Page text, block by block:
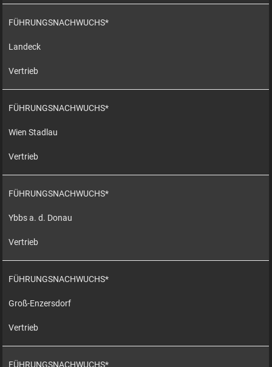
FÜHRUNGSNACHWUCHS*
Landeck
Vertrieb
FÜHRUNGSNACHWUCHS*
Wien Stadlau
Vertrieb
FÜHRUNGSNACHWUCHS*
Ybbs a. d. Donau
Vertrieb
FÜHRUNGSNACHWUCHS*
Groß-Enzersdorf
Vertrieb
FÜHRUNGSNACHWUCHS*